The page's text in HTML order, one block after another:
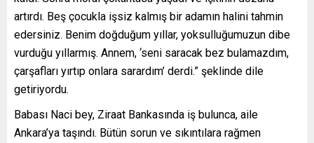
artırdı. Beş çocukla işsiz kalmış bir adamın halini tahmin
edersiniz. Benim doğduğum yıllar, yoksulluğumuzun dibe
vurduğu yıllarmış. Annem, ‘seni saracak bez bulamazdım,
çarşafları yırtıp onlara sarardım’ derdi.” şeklinde dile
getiriyordu.
Babası Naci bey, Ziraat Bankasında iş bulunca, aile
Ankara’ya taşındı. Bütün sorun ve sıkıntılara rağmen